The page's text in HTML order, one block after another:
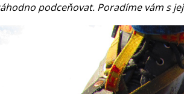
podceňovat. Poradíme vám s